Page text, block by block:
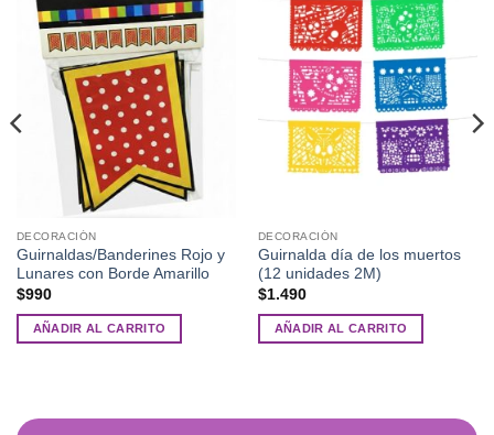
Añadir
a la
lista de
deseos
DECORACIÓN
Guirnaldas/Banderines Rojo y
Lunares con Borde Amarillo
$990
AÑADIR AL CARRITO
Añadir
a la
lista de
deseos
DECORACIÓN
Guirnalda día de los muertos
(12 unidades 2M)
$1.490
AÑADIR AL CARRITO